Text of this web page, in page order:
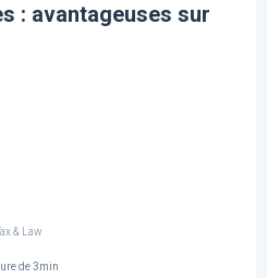
: avantageuses sur
& Law
de 3min